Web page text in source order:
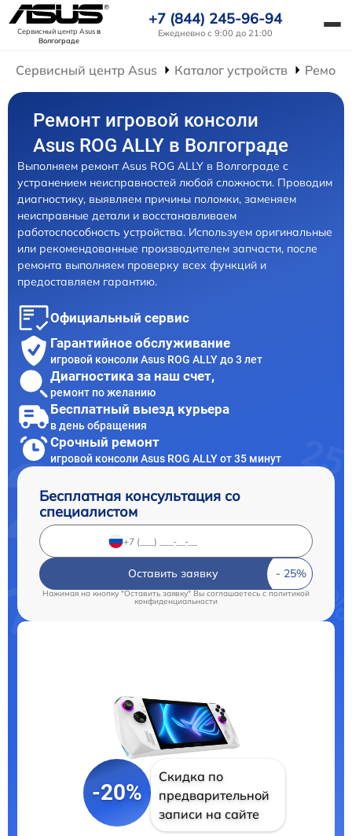
Сервисный центр Asusв
Волгограде
+7 (844) 245-96-94
Ежедневно с 9:00 до 21:00
Сервисный центр Asus Каталог устройств
Ремонт игровой консоли
Asus ROG ALLY в Волгограде
Выполняем ремонт Asus ROG ALLY в Волгограде с
устранением неисправностей любой сложности. Проводим
диагностику, выявляем причины поломки, заменяем
неисправные детали и восстанавливаем
работоспособность устройства. Используем оригинальные
или рекомендованные производителем запчасти, после
ремонта выполняем проверку всех функций и
предоставляем гарантию.
Официальный сервис
Гарантийное обслуживание
игровой консоли Asus ROG ALLY до 3 лет
Диагностика за наш счет,
ремонт по желанию
Бесплатный выезд курьера
в день обращения
Срочный ремонт
игровой консоли Asus ROG ALLY от 35 минут
Бесплатная консультация со
специалистом
Оставить заявку
Нажимая на кнопку "Оставить заявку" Вы соглашаетесь c политикой
конфиденциальности
-20%
Скидка по
предварительной
записи на сайте